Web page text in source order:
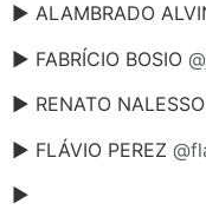
► ALAMBRADO
► FABRÍCIO BOSIO
► RENATO NALESSO
► FLÁVIO PEREZ
►